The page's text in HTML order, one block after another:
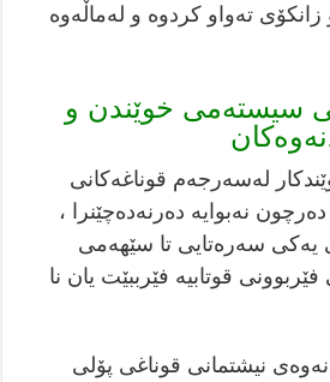
تەواو کردوە و لەماڵەوە
سیستەمی خوێندن و
لەسەرجەم قوناغەکانی
نەبوایە دەرنەدەچێنرا ،
یەکی سەرەتایی تا سێهەمی
قوتابیە فێرببێت یان نا
نیشتمانی قوناغی پۆلی